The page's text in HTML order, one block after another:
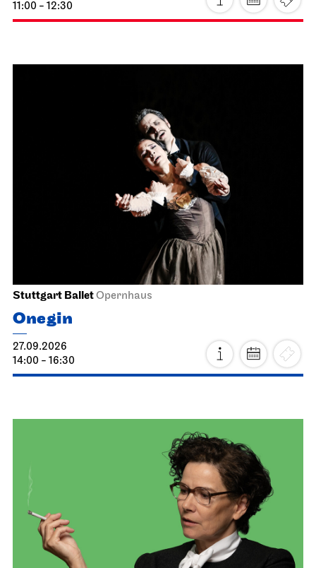
11:00 - 12:30
Stuttgart BalletOpernhaus
Onegin
27.09.2026
14:00 - 16:30